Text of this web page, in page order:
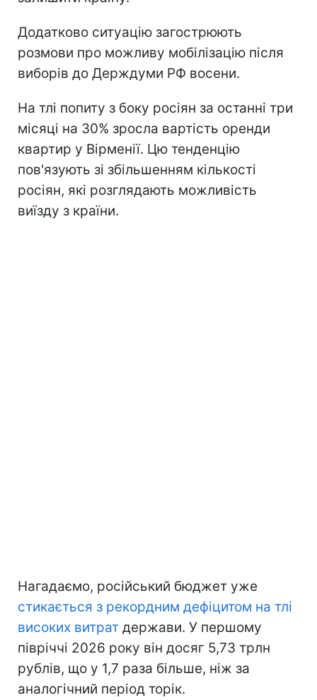
Додатково ситуацію загострюють
розмови про можливу мобілізацію після
виборів до Держдуми РФ восени.
На тлі попиту з боку росіян за останні три
місяці на 30% зросла вартість оренди
квартир у Вірменії. Цю тенденцію
пов'язують зі збільшенням кількості
росіян, які розглядають можливість
виїзду з країни.
Нагадаємо, російський бюджет уже
стикається з рекордним дефіцитом на тлі
високих витрат держави. У першому
півріччі 2026 року він досяг 5,73 трлн
рублів, що у 1,7 раза більше, ніж за
аналогічний період торік.